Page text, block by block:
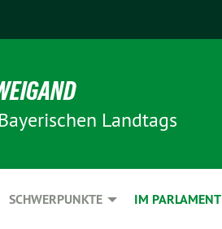
Landtags
SCHWERPUNKTE IM PARLAMENT